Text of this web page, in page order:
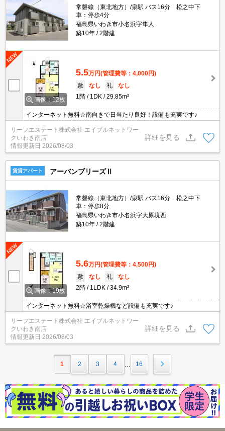
常磐線（東北地方）/泉駅 バス16分 松之中下
車：停歩4分
福島県いわき市小名浜字隼人
築10年
2階建
画像：12枚
5.5万円(管理費等：4,000円)
敷
なし 礼
なし
1階
1DK 29.85m²
インターネット無料☆南向きで日当たり良好！設備も充実です♪
リーフエステート株式会社 エイブルネットワー
クいわき南店
情報更新日 2026/08/03
詳細を見る
賃貸アパート アーバンブリーズⅡ
常磐線（東北地方）/泉駅 バス16分 松之中下
車：停歩8分
福島県いわき市小名浜字大原境西
築10年
2階建
画像：19枚
5.6万円(管理費等：4,500円)
敷
なし 礼
なし
2階
1LDK 34.9m²
インターネット無料☆浴室乾燥機など設備も充実です♪
リーフエステート株式会社 エイブルネットワー
クいわき南店
情報更新日 2026/08/03
詳細を見る
1 2 3 4 16